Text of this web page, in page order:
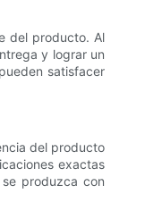
del producto. Al
y lograr un
satisfacer
del producto
exactas
produzca con